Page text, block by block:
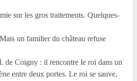
sur les gros traitements. Quelques-
un familier du château refuse
de Coigny : il rencontre le roi dans un
entre deux portes. Le roi se sauve,